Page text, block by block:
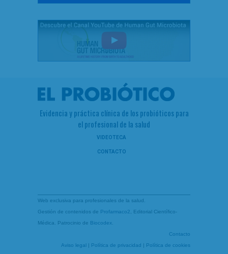
Evidencia y práctica clínica de los probióticos para
el profesional de la salud
VIDEOTECA
CONTACTO
Web exclusiva para profesionales de la salud.
Gestión de contenidos de Profarmaco2 , Editorial Científico-
Médica. Patrocinio de Biocodex
Contacto
Aviso legal | Política de privacidad | Política de cookies